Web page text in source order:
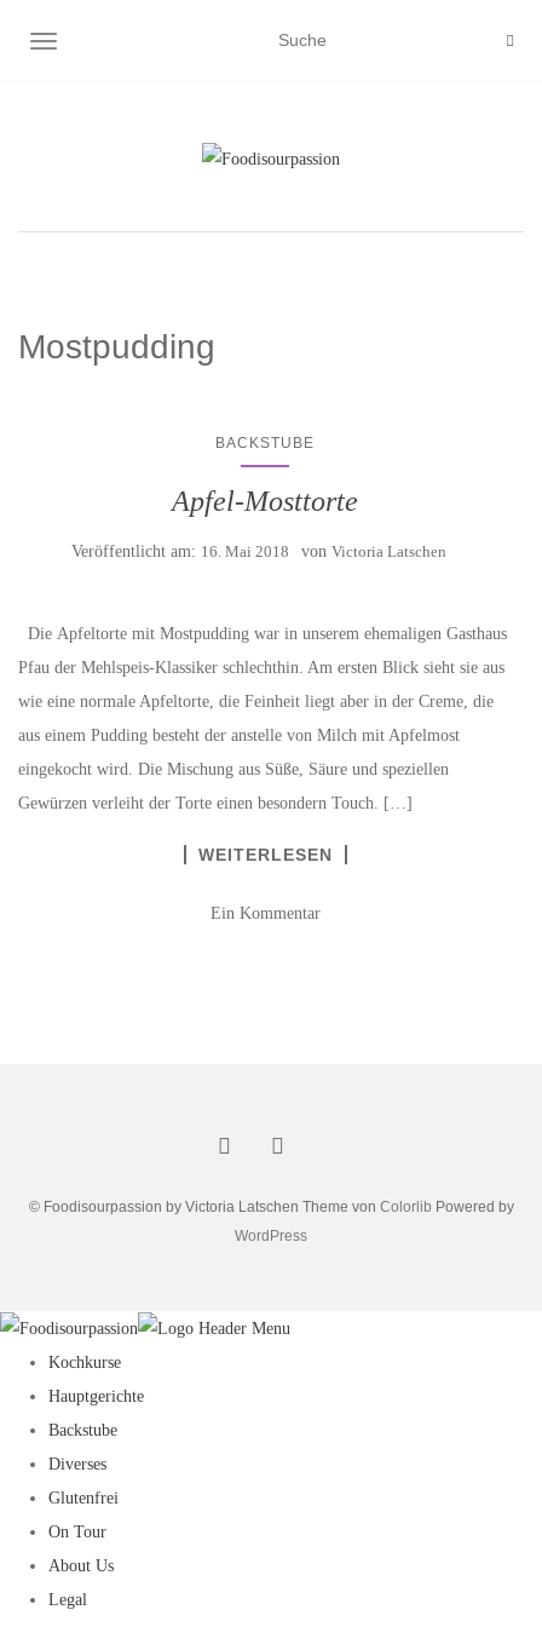
NAVIGATION EIN-/AUSSCHALTEN
Mostpudding
BACKSTUBE
Apfel-Mosttorte
Veröffentlicht am: 16. Mai 2018 von Victoria Latschen
Die Apfeltorte mit Mostpudding war in unserem ehemaligen Gasthaus
Pfau der Mehlspeis-Klassiker schlechthin. Am ersten Blick sieht sie aus
wie eine normale Apfeltorte, die Feinheit liegt aber in der Creme, die
aus einem Pudding besteht der anstelle von Milch mit Apfelmost
eingekocht wird. Die Mischung aus Süße, Säure und speziellen
Gewürzen verleiht der Torte einen besondern Touch. […]
WEITERLESEN
Ein Kommentar
© Foodisourpassion by Victoria Latschen Theme von Colorlib Powered by
WordPress
Kochkurse
Hauptgerichte
Backstube
Diverses
Glutenfrei
On Tour
About Us
Legal